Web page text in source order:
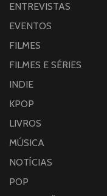
ENTREVISTAS
EVENTOS
FILMES
FILMES E SÉRIES
INDIE
KPOP
LIVROS
MÚSICA
NOTÍCIAS
POP